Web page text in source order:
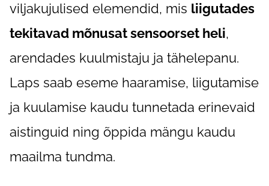
viljakujulised elemendid, mis liigutades
tekitavad mõnusat sensoorset heli,
arendades kuulmistaju ja tähelepanu.
Laps saab eseme haaramise, liigutamise
ja kuulamise kaudu tunnetada erinevaid
aistinguid ning õppida mängu kaudu
maailma tundma.